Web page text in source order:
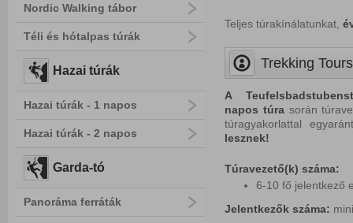
Nordic Walking tábor
Téli és hótalpas túrák
Hazai túrák
Hazai túrák - 1 napos
Hazai túrák - 2 napos
Garda-tó
Panoráma ferráták
Teljes túrakínálatunkat,
Trekking
A
napos túrasorán
túragyakorlattal
lesznek!
Túravezető(k) száma:
6-10 fő jelentkező
Jelentkezők száma: